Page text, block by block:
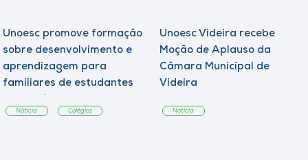
Unoesc promove formação
sobre desenvolvimento e
aprendizagem para
familiares de estudantes
Notícia Colégios
Unoesc Videira recebe
Moção de Aplauso da
Câmara Municipal de
Videira
Notícia